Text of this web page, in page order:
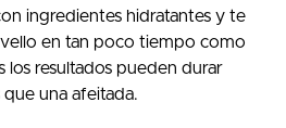
ingredientes hidratantes y te
en tan poco tiempo como
los resultados pueden durar
que una afeitada.